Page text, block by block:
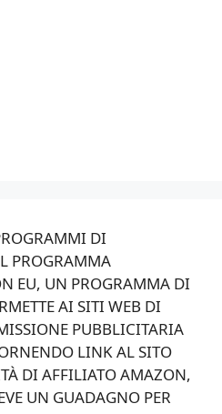
DI
PROGRAMMA
EU, UN PROGRAMMA DI
AI SITI WEB DI
PUBBLICITARIA
LINK AL SITO
DI AFFILIATO AMAZON,
UN GUADAGNO PER